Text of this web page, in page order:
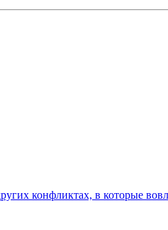
конфликтах, в которые